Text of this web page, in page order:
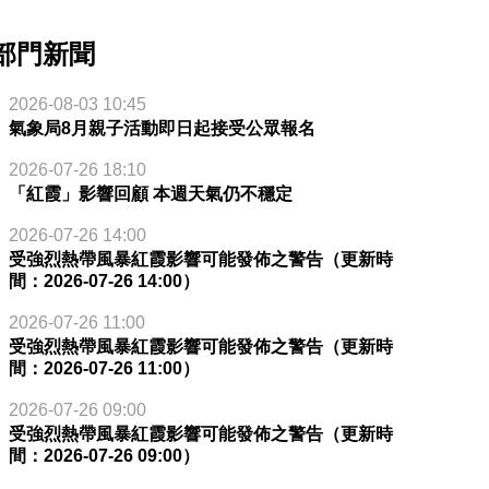
門新聞
2026-08-03 10:45
氣象局8月親子活動即日起接受公眾報名
2026-07-26 18:10
「紅霞」影響回顧 本週天氣仍不穩定
2026-07-26 14:00
受強烈熱帶風暴紅霞影響可能發佈之警告（更新時
間：2026-07-26 14:00）
2026-07-26 11:00
受強烈熱帶風暴紅霞影響可能發佈之警告（更新時
間：2026-07-26 11:00）
2026-07-26 09:00
受強烈熱帶風暴紅霞影響可能發佈之警告（更新時
間：2026-07-26 09:00）